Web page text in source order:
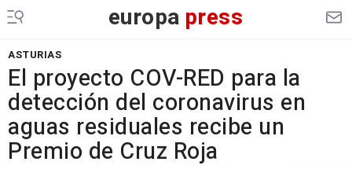
europa press
ASTURIAS
El proyecto COV-RED para la
detección del coronavirus en
aguas residuales recibe un
Premio de Cruz Roja